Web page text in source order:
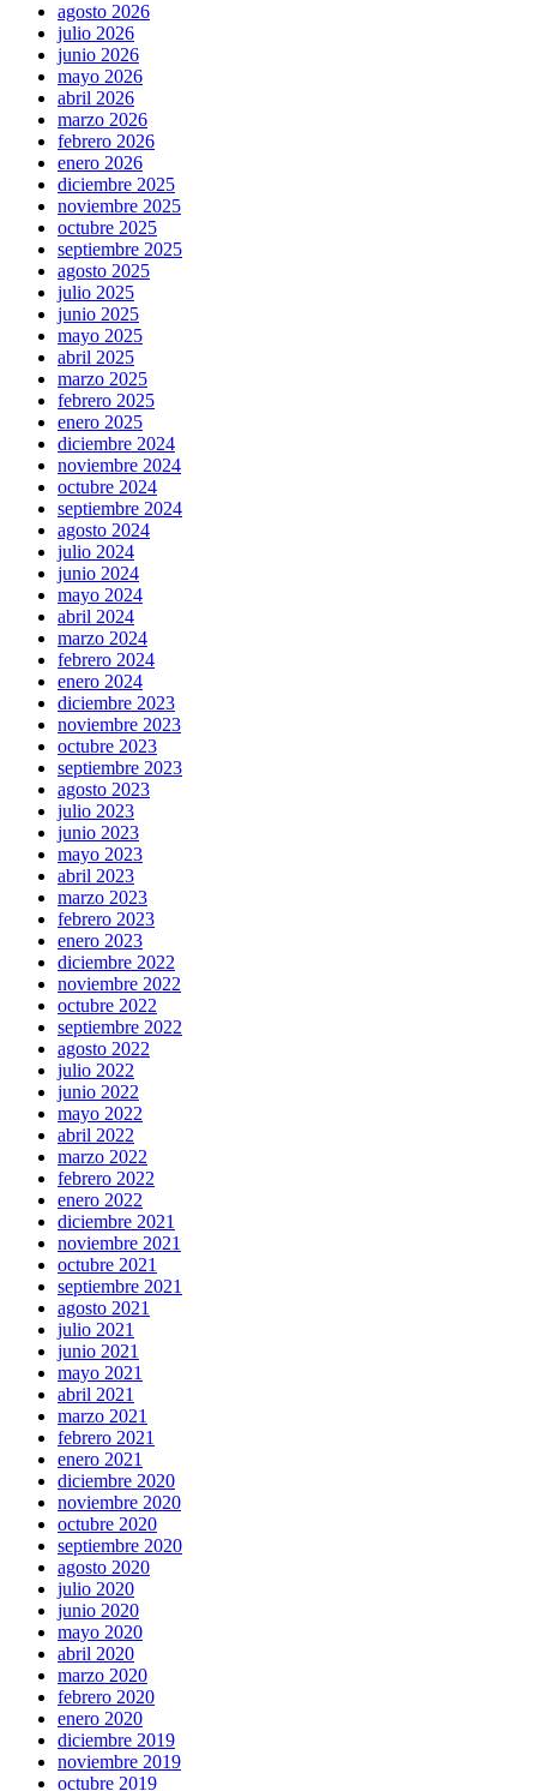
agosto 2026
julio 2026
junio 2026
mayo 2026
abril 2026
marzo 2026
febrero 2026
enero 2026
diciembre 2025
noviembre 2025
octubre 2025
septiembre 2025
agosto 2025
julio 2025
junio 2025
mayo 2025
abril 2025
marzo 2025
febrero 2025
enero 2025
diciembre 2024
noviembre 2024
octubre 2024
septiembre 2024
agosto 2024
julio 2024
junio 2024
mayo 2024
abril 2024
marzo 2024
febrero 2024
enero 2024
diciembre 2023
noviembre 2023
octubre 2023
septiembre 2023
agosto 2023
julio 2023
junio 2023
mayo 2023
abril 2023
marzo 2023
febrero 2023
enero 2023
diciembre 2022
noviembre 2022
octubre 2022
septiembre 2022
agosto 2022
julio 2022
junio 2022
mayo 2022
abril 2022
marzo 2022
febrero 2022
enero 2022
diciembre 2021
noviembre 2021
octubre 2021
septiembre 2021
agosto 2021
julio 2021
junio 2021
mayo 2021
abril 2021
marzo 2021
febrero 2021
enero 2021
diciembre 2020
noviembre 2020
octubre 2020
septiembre 2020
agosto 2020
julio 2020
junio 2020
mayo 2020
abril 2020
marzo 2020
febrero 2020
enero 2020
diciembre 2019
noviembre 2019
octubre 2019